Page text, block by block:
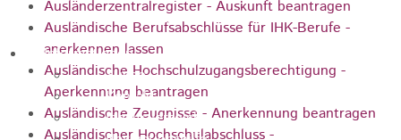
Ausbau - TNG
Informationen
Suche
Kontakt
Inhaltsverzeichnis
Ausländerzentralregister - Auskunft beantragen
Ausländische Berufsabschlüsse für IHK-Berufe -
anerkennen lassen
Ausländische Hochschulzugangsberechtigung -
Anerkennung beantragen
Ausländische Zeugnisse - Anerkennung beantragen
Ausländischer Hochschulabschluss -